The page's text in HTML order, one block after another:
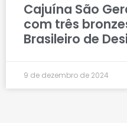
Cajuína São
com três
Brasileiro de
9 de dezembro de 2024